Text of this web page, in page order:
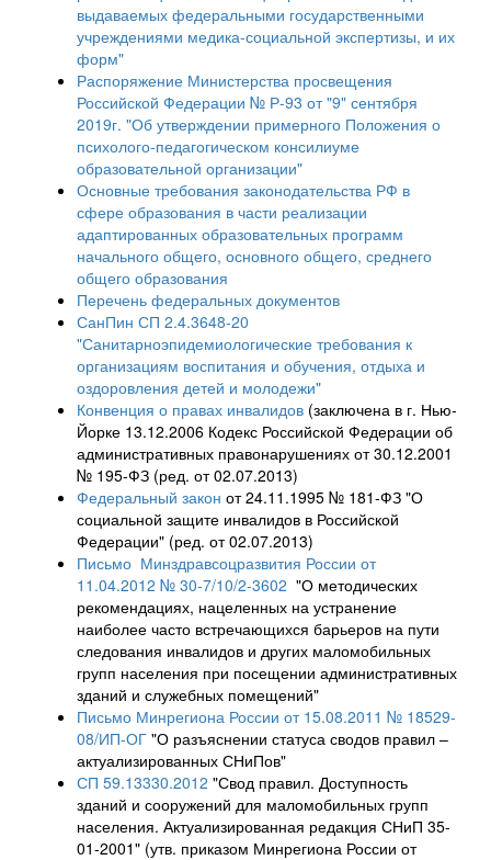
выдаваемых федеральными государственными
учреждениями медика-социальной экспертизы, и их
форм"
Распоряжение Министерства просвещения
Российской Федерации № Р-93 от "9" сентября
2019г. "Об утверждении примерного Положения о
психолого-педагогическом консилиуме
образовательной организации"
Основные требования законодательства РФ в
сфере образования в части реализации
адаптированных образовательных программ
начального общего, основного общего, среднего
общего образования
Перечень федеральных документов
СанПин СП 2.4.3648-20
"Санитарноэпидемиологические требования к
организациям воспитания и обучения, отдыха и
оздоровления детей и молодежи"
Конвенция о правах инвалидов (заключена в г. Нью-
Йорке 13.12.2006 Кодекс Российской Федерации об
административных правонарушениях от 30.12.2001
№ 195-ФЗ (ред. от 02.07.2013)
Федеральный закон от 24.11.1995 № 181-ФЗ "О
социальной защите инвалидов в Российской
Федерации" (ред. от 02.07.2013)
Письмо Минздравсоцразвития России от
11.04.2012 № 30-7/10/2-3602 "О методических
рекомендациях, нацеленных на устранение
наиболее часто встречающихся барьеров на пути
следования инвалидов и других маломобильных
групп населения при посещении административных
зданий и служебных помещений"
Письмо Минрегиона России от 15.08.2011 № 18529-
08/ИП-ОГ "О разъяснении статуса сводов правил –
актуализированных СНиПов"
СП 59.13330.2012 "Свод правил. Доступность
зданий и сооружений для маломобильных групп
населения. Актуализированная редакция СНиП 35-
01-2001" (утв. приказом Минрегиона России от